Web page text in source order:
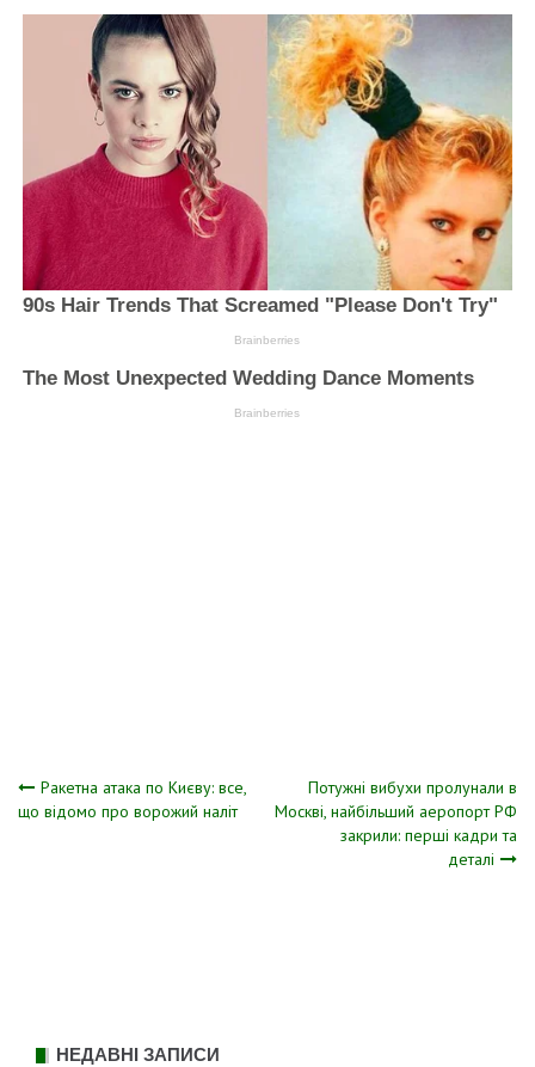
Навігація
Ракетна атака по Києву: все,
що відомо про ворожий наліт
Потужні вибухи пролунали в
Москві, найбільший аеропорт РФ
закрили: перші кадри та
деталі
НЕДАВНІ ЗАПИСИ